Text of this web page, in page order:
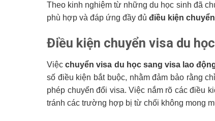
Theo kinh nghiệm từ những du học sinh đã
phù hợp và đáp ứng đầy đủ điều kiện
Điều kiện chuyển visa du
Việcchuyển visa du học sang visa lao
số điều kiện bắt buộc, nhằm đảm bảo rằng
phép chuyển đổi visa. Việc nắm rõ các điều
tránh các trường hợp bị từ chối không mong